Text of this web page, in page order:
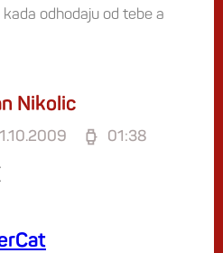
odhodaju od tebe a
Nikolic
01:38